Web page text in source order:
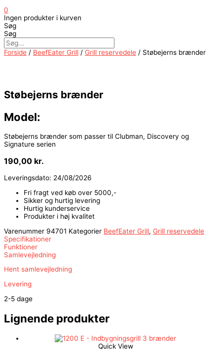
0
Ingen produkter i kurven
Søg
Søg
Forside / BeefEater Grill / Grill reservedele / Støbejerns brænder
Støbejerns brænder
Model:
Støbejerns brænder som passer til Clubman, Discovery og
Signature serien
190,00 kr.
Leveringsdato: 24/08/2026
Fri fragt ved køb over 5000,-
Sikker og hurtig levering
Hurtig kunderservice
Produkter i høj kvalitet
Varenummer 94701 Kategorier BeefEater Grill, Grill reservedele
Specifikationer
Funktioner
Samlevejledning
Hent samlevejledning
Levering
2-5 dage
Lignende produkter
Quick View